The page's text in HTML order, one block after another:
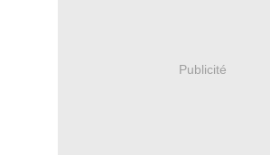
Publicité